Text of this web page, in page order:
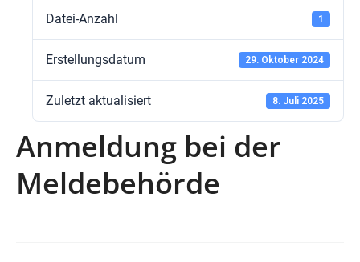
Datei-Anzahl 1
Erstellungsdatum 29. Oktober 2024
Zuletzt aktualisiert 8. Juli 2025
Anmeldung bei der
Meldebehörde